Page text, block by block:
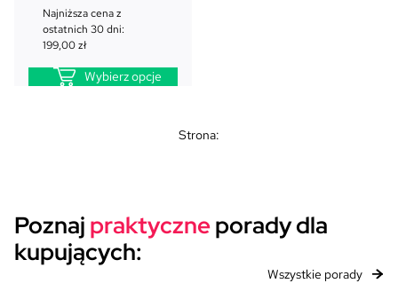
:
1
,
0
Najniższa cena z
ostatnich 30 dni:
199,00zł
Wybierz opcje
Strona:
Poznaj praktyczneporady dla
kupujących:
Wszystkie porady